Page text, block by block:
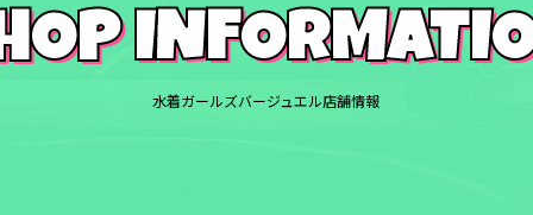
水着ガールズバージュエル店舗情報